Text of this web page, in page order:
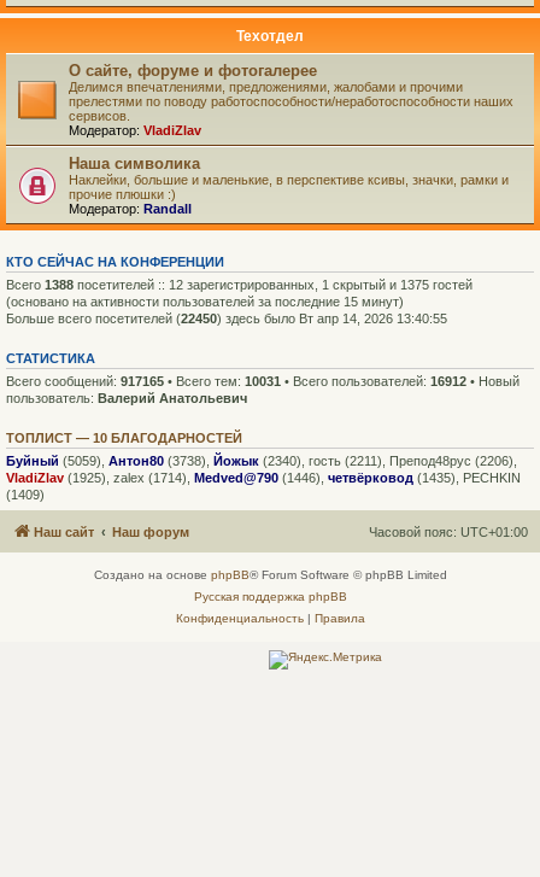
Техотдел
О сайте, форуме и фотогалерее
Делимся впечатлениями, предложениями, жалобами и прочими
прелестями по поводу работоспособности/неработоспособности наших
сервисов.
Модератор: VladiZlav
Наша символика
Наклейки, большие и маленькие, в перспективе ксивы, значки, рамки и
прочие плюшки :)
Модератор: Randall
КТО СЕЙЧАС НА КОНФЕРЕНЦИИ
Всего 1388 посетителей :: 12 зарегистрированных, 1 скрытый и 1375 гостей
(основано на активности пользователей за последние 15 минут)
Больше всего посетителей (22450) здесь было Вт апр 14, 2026 13:40:55
СТАТИСТИКА
Всего сообщений: 917165 • Всего тем: 10031 • Всего пользователей: 16912 • Новый
пользователь: Валерий Анатольевич
ТОПЛИСТ — 10 БЛАГОДАРНОСТЕЙ
Буйный (5059), Антон80 (3738), Йожык (2340), гость (2211), Препод48рус (2206),
VladiZlav (1925), zalex (1714), Medved@790 (1446), четвёрковод (1435), PECHKIN
(1409)
Наш сайт Наш форум Часовой пояс: UTC+01:00
Создано на основе phpBB® Forum Software © phpBB Limited
Русская поддержка phpBB
Конфиденциальность| Правила